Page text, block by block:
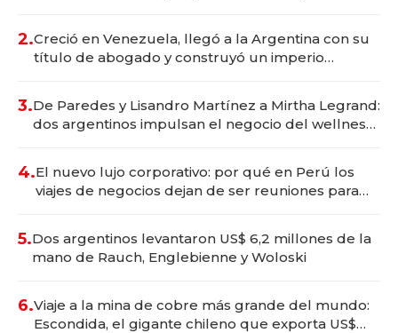
2.Creció en Venezuela, llegó a la Argentina con su
título de abogado y construyó un imperio
3.De Paredes y Lisandro Martínez a Mirtha Legrand:
dos argentinos impulsan el negocio del wellness
4.El nuevo lujo corporativo: por qué en Perú los
viajes de negocios dejan de ser reuniones para
5.Dos argentinos levantaron US$ 6,2 millones de la
mano de Rauch, Englebienne y Woloski
6.Viaje a la mina de cobre más grande del mundo:
Escondida, el gigante chileno que exporta US$